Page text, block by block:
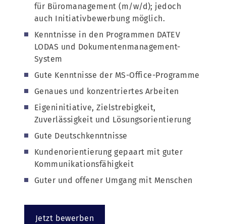
für Büromanagement (m/w/d); jedoch
auch Initiativbewerbung möglich.
Kenntnisse in den Programmen DATEV
LODAS und Dokumentenmanagement-
System
Gute Kenntnisse der MS-Office-Programme
Genaues und konzentriertes Arbeiten
Eigeninitiative, Zielstrebigkeit,
Zuverlässigkeit und Lösungsorientierung
Gute Deutschkenntnisse
Kundenorientierung gepaart mit guter
Kommunikationsfähigkeit
Guter und offener Umgang mit Menschen
Jetzt bewerben